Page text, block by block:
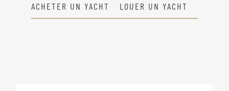
ACHETER UN YACHT LOUER UN YACHT